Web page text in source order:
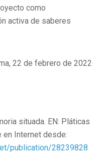
como
activa de saberes
22 de febrero de 2022
situada. EN: Pláticas
en Internet desde:
publication/28239828